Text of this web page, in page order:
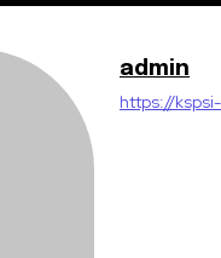
admin
https://